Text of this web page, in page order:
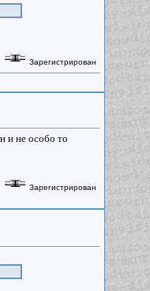
Зарегистрирован
и не особо то
Зарегистрирован